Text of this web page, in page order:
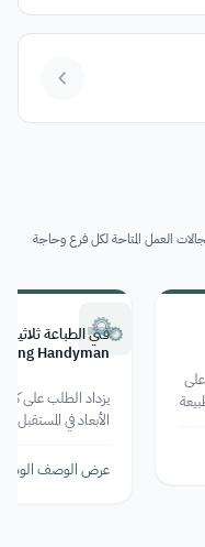
العمل المتاحة لكل فرع وحاجة
Handyman
يزداد الطلب على كل
الأبعاد في
عرض الوصف